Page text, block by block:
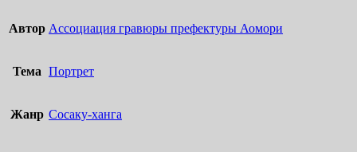
Автор Ассоциация гравюры префектуры Аомори
Тема Портрет
Жанр Сосаку-ханга